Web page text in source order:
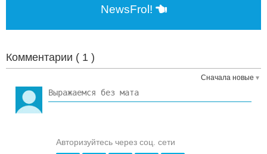
NewsFrol!
Комментарии ( 1 )
Сначала новые
Авторизуйтесь через соц. сети